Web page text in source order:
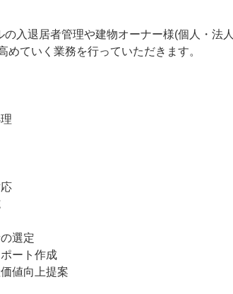
入退居者管理や建物オーナー様(個人・法
ていく業務を行っていただきます。
選定
ート作成
値向上提案